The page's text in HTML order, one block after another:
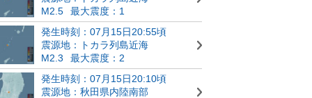
M2.5
最大震度：1
発生時刻：07月15日20:55頃
震源地：トカラ列島近海
M2.3
最大震度：2
発生時刻：07月15日20:10頃
震源地：秋田県内陸南部